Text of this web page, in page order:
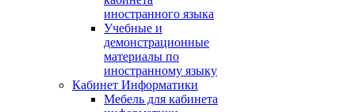
иностранного языка
Учебные и
демонстрационные
материалы по
иностранному языку
Кабинет Информатики
Мебель для кабинета